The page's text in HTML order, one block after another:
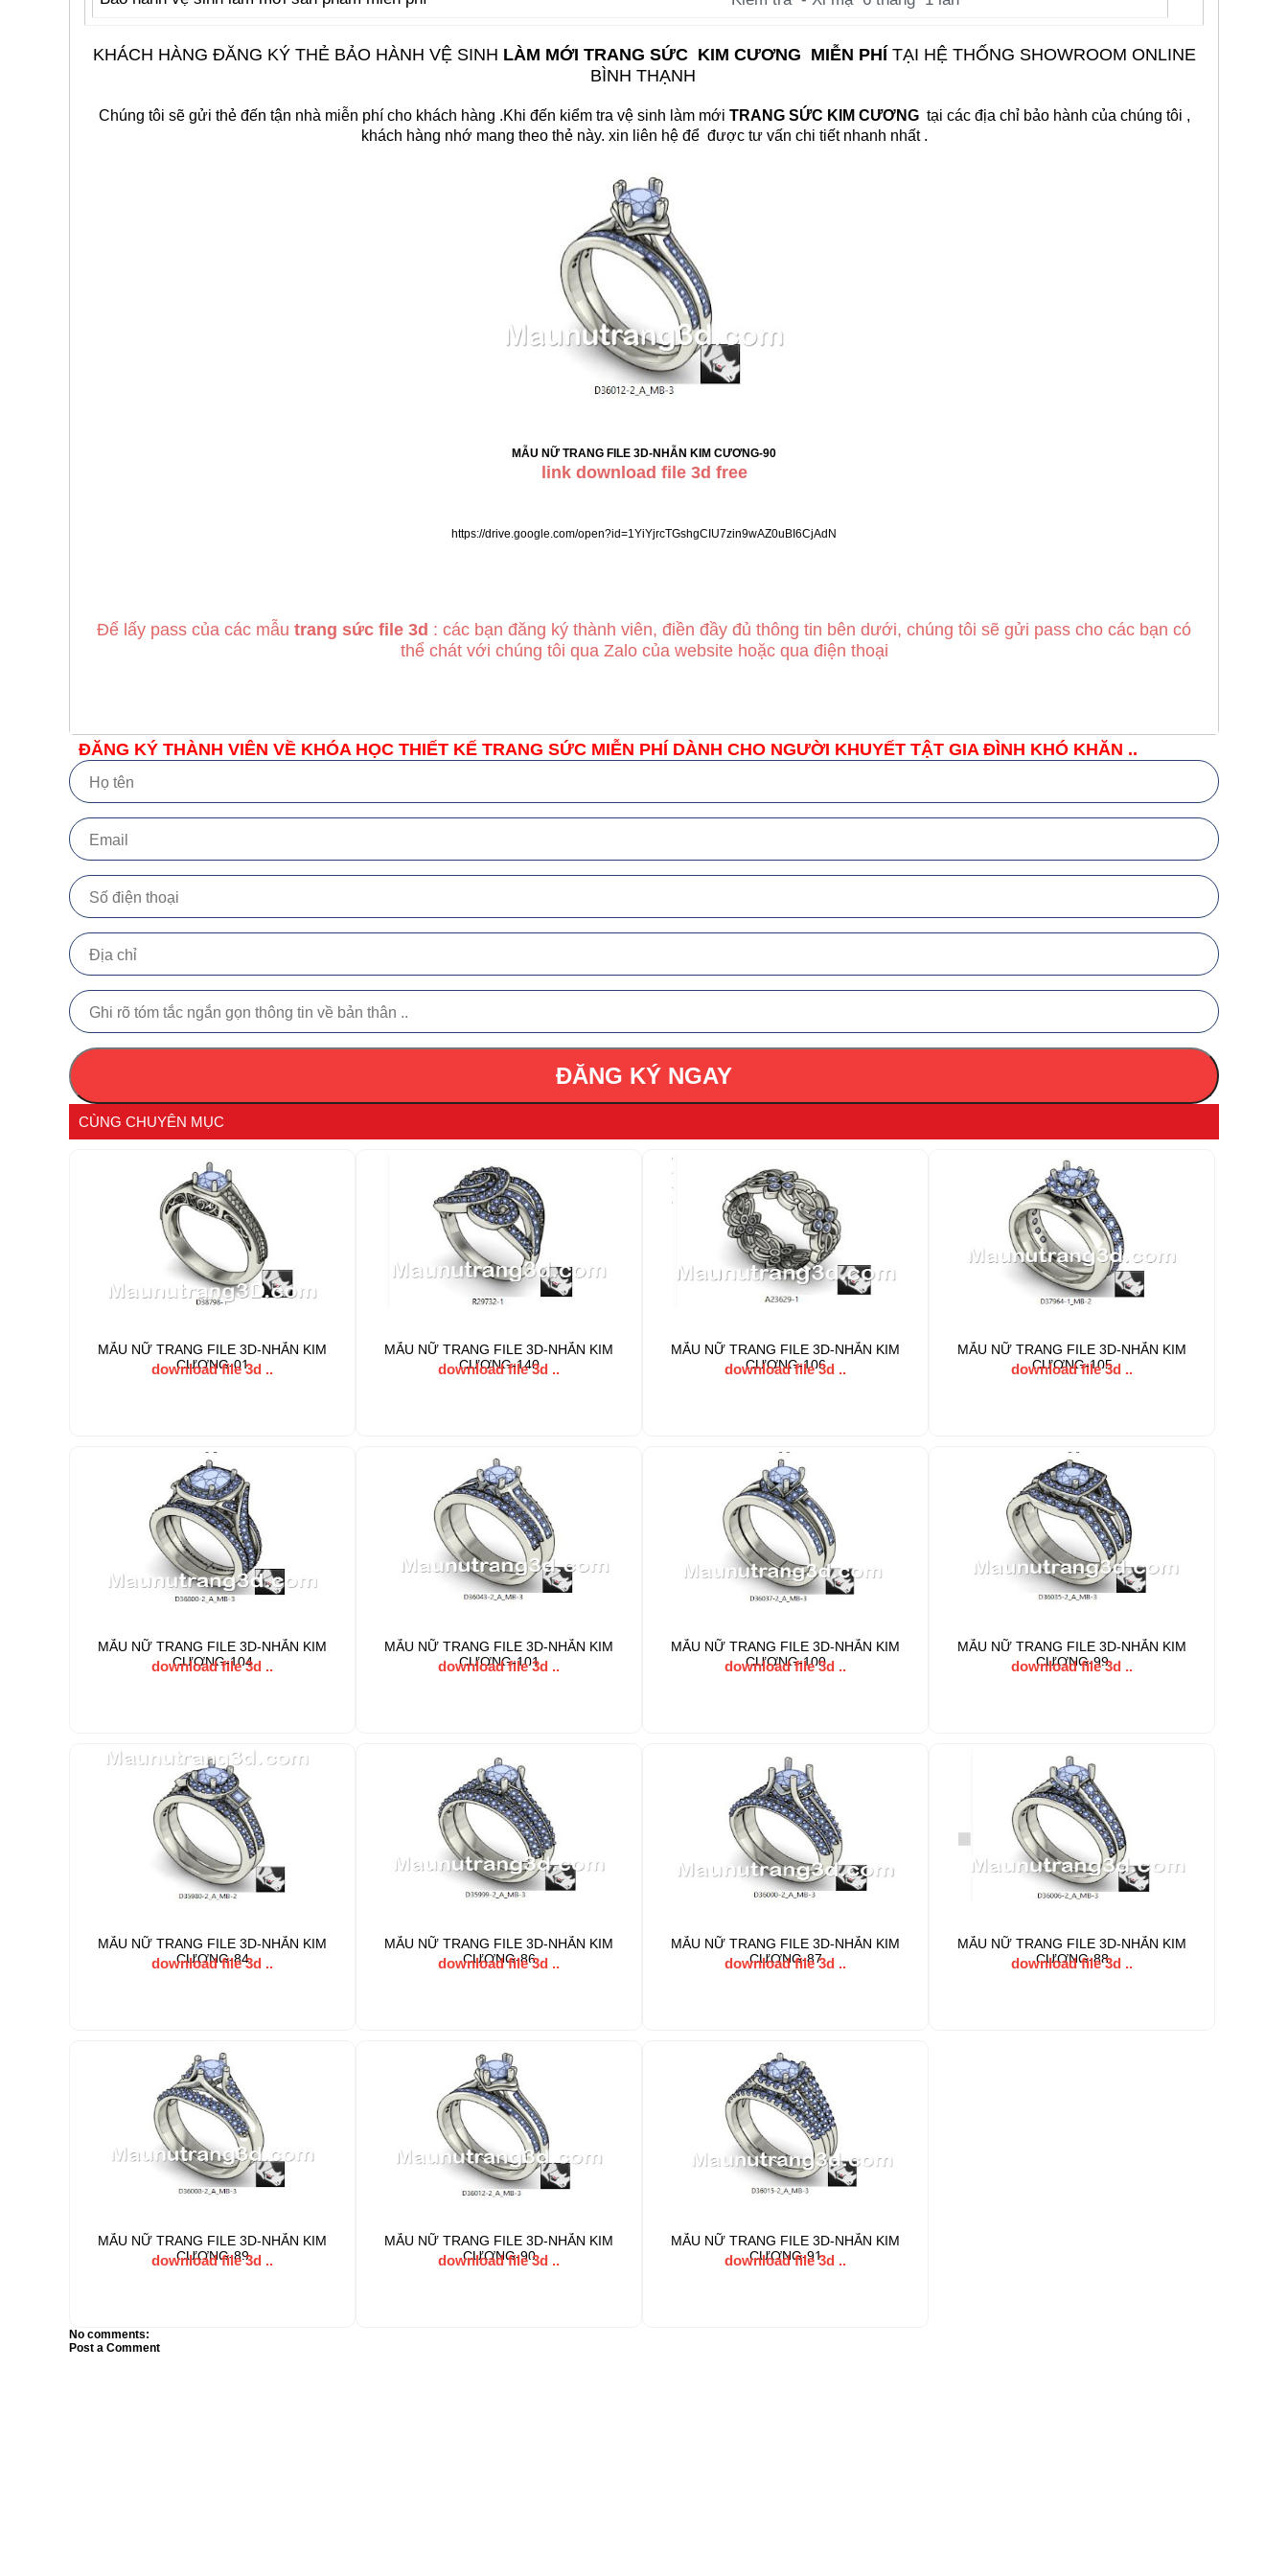
KHÁCH HÀNG ĐĂNG KÝ THẺ BẢO HÀNH VỆ SINH LÀM MỚI TRANG SỨC KIM CƯƠNG MIỄN PHÍ TẠI HỆ THỐNG SHOWROOM ONLINE
BÌNH THẠNH
Chúng tôi sẽ gửi thẻ đến tận nhà miễn phí cho khách hàng .Khi đến kiểm tra vệ sinh làm mới TRANG SỨC KIM CƯƠNG tại các địa chỉ bảo hành của chúng tôi ,
khách hàng nhớ mang theo thẻ này. xin liên hệ để được tư vấn chi tiết nhanh nhất .
MẪU NỮ TRANG FILE 3D-NHẪN KIM CƯƠNG-90
link download file 3d free
https://drive.google.com/open?id=1YiYjrcTGshgCIU7zin9wAZ0uBI6CjAdN
Để lấy pass của các mẫu trang sức file 3d : các bạn đăng ký thành viên, điền đầy đủ thông tin bên dưới, chúng tôi sẽ gửi pass cho các bạn có
thể chát với chúng tôi qua Zalo của website hoặc qua điện thoại
ĐĂNG KÝ THÀNH VIÊN VỀ KHÓA HỌC THIẾT KẾ TRANG SỨC MIỄN PHÍ DÀNH CHO NGƯỜI KHUYẾT TẬT GIA ĐÌNH KHÓ KHĂN ..
ĐĂNG KÝ NGAY
CÙNG CHUYÊN MỤC
MẪU NỮ TRANG FILE 3D-NHẪN KIM
CƯƠNG-01
download file 3d ..
MẪU NỮ TRANG FILE 3D-NHẪN KIM
CƯƠNG-140
download file 3d ..
MẪU NỮ TRANG FILE 3D-NHẪN KIM
CƯƠNG-106
download file 3d ..
MẪU NỮ TRANG FILE 3D-NHẪN KIM
CƯƠNG-105
download file 3d ..
MẪU NỮ TRANG FILE 3D-NHẪN KIM
CƯƠNG-104
download file 3d ..
MẪU NỮ TRANG FILE 3D-NHẪN KIM
CƯƠNG-101
download file 3d ..
MẪU NỮ TRANG FILE 3D-NHẪN KIM
CƯƠNG-100
download file 3d ..
MẪU NỮ TRANG FILE 3D-NHẪN KIM
CƯƠNG-99
download file 3d ..
MẪU NỮ TRANG FILE 3D-NHẪN KIM
CƯƠNG-84
download file 3d ..
MẪU NỮ TRANG FILE 3D-NHẪN KIM
CƯƠNG-86
download file 3d ..
MẪU NỮ TRANG FILE 3D-NHẪN KIM
CƯƠNG-87
download file 3d ..
MẪU NỮ TRANG FILE 3D-NHẪN KIM
CƯƠNG-88
download file 3d ..
MẪU NỮ TRANG FILE 3D-NHẪN KIM
CƯƠNG-89
download file 3d ..
MẪU NỮ TRANG FILE 3D-NHẪN KIM
CƯƠNG-90
download file 3d ..
MẪU NỮ TRANG FILE 3D-NHẪN KIM
CƯƠNG-91
download file 3d ..
No comments:
Post a Comment